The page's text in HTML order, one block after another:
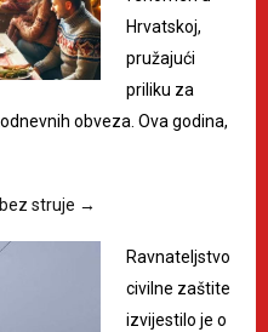
Hrvatskoj,
pružajući
priliku za
obveza. Ova godina,
struje →
Ravnateljstvo
civilne zaštite
izvijestilo je o